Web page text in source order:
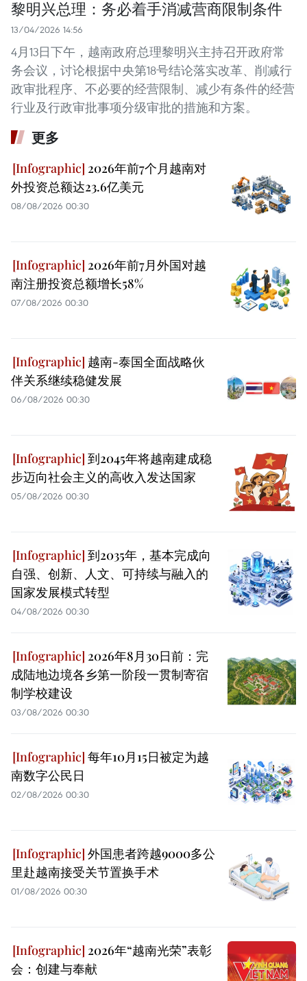
黎明兴总理：务必着手消减营商限制条件
13/04/2026 14:56
4月13日下午，越南政府总理黎明兴主持召开政府常
务会议，讨论根据中央第18号结论落实改革、削减行
政审批程序、不必要的经营限制、减少有条件的经营
行业及行政审批事项分级审批的措施和方案。
更多
2026年前7个月越南对
外投资总额达23.6亿美元
08/08/2026 00:30
2026年前7月外国对越
南注册投资总额增长58%
07/08/2026 00:30
越南-泰国全面战略伙
伴关系继续稳健发展
06/08/2026 00:30
到2045年将越南建成稳
步迈向社会主义的高收入发达国家
05/08/2026 00:30
到2035年，基本完成向
自强、创新、人文、可持续与融入的
国家发展模式转型
04/08/2026 00:30
2026年8月30日前：完
成陆地边境各乡第一阶段一贯制寄宿
制学校建设
03/08/2026 00:30
每年10月15日被定为越
南数字公民日
02/08/2026 00:30
外国患者跨越9000多公
里赴越南接受关节置换手术
01/08/2026 00:30
2026年“越南光荣”表彰
会：创建与奉献